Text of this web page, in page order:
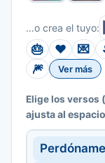
…o crea el tuyo:
🎂 ❤️ 💌
🎆
Ver más
Elige los versos
ajusta al
Perdóname